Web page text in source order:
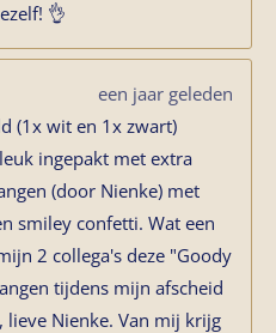
👌
een jaar geleden
(1x wit en 1x zwart)
ingepakt met extra
(door Nienke) met
smiley confetti. Wat een
2 collega's deze "Goody
tijdens mijn afscheid
Nienke. Van mij krijg